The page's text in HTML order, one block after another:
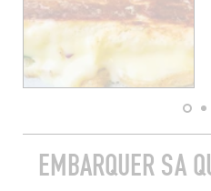
EMBARQUER SA